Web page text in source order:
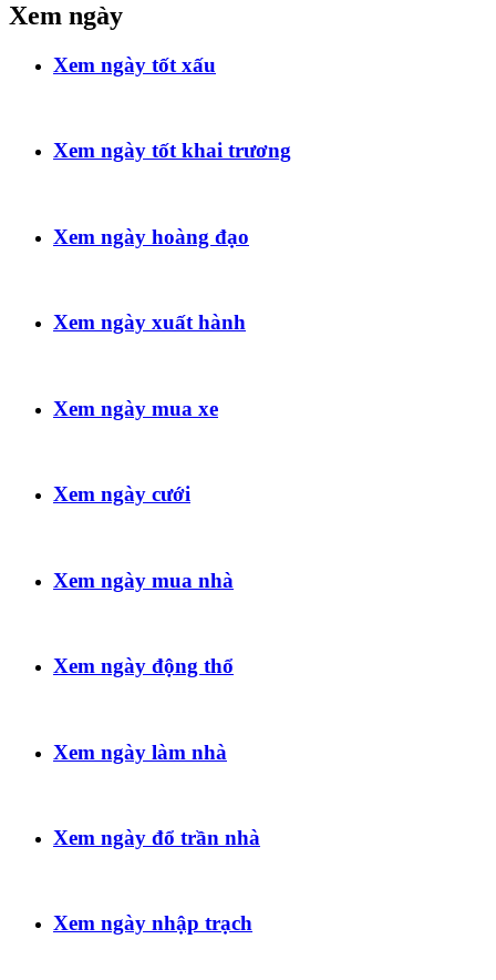
Xem ngày
Xem ngày tốt xấu
Xem ngày tốt khai trương
Xem ngày hoàng đạo
Xem ngày xuất hành
Xem ngày mua xe
Xem ngày cưới
Xem ngày mua nhà
Xem ngày động thổ
Xem ngày làm nhà
Xem ngày đổ trần nhà
Xem ngày nhập trạch